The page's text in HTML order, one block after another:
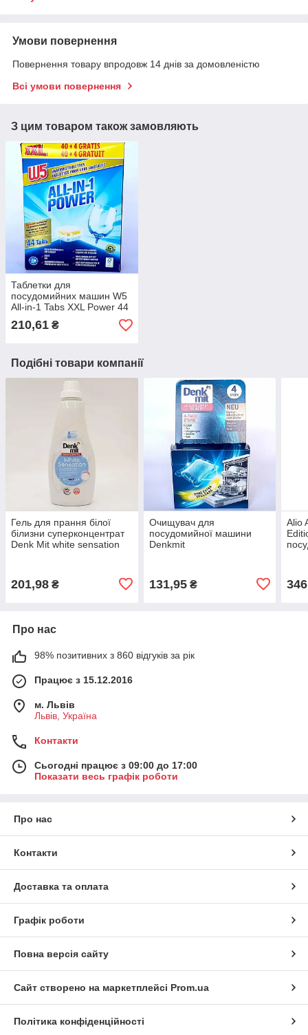
Умови повернення
Повернення товару впродовж 14 днів за домовленістю
Всі умови повернення
З цим товаром також замовляють
Таблетки для
посудомийних машин W5
All-in-1 Tabs XXL Power 44
шт
210,61 ₴
Подібні товари компанії
Гель для прання білої
білизни суперконцентрат
Denk Mit white sensation
201,98 ₴
Очищувач для
посудомийної машини
Denkmit
131,95₴
Alio
Про нас
98% позитивних з 860 відгуків за рік
Працює з 15.12.2016
м. Львів
Львів, Україна
Контакти
Сьогодні працює з 09:00 до 17:00
Показати весь графік роботи
Про нас
Контакти
Доставка та оплата
Графік роботи
Повна версія сайту
Сайт створено на маркетплейсі Prom.ua
Політика конфіденційності